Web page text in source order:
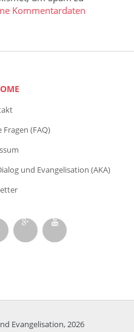
Kommentardaten
(FAQ)
und Evangelisation (AKA)
Evangelisation, 2026